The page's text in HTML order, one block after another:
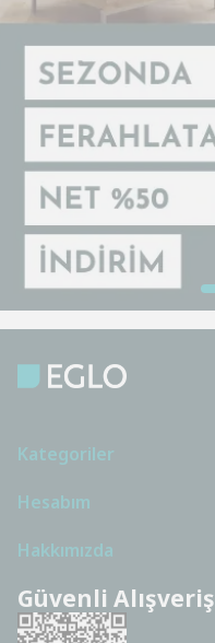
Kategoriler
Hesabım
Hakkımızda
Güvenli Alışveriş